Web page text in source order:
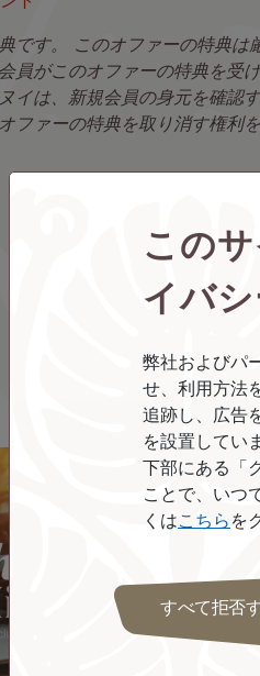
です。 このオファーの特典は
員がこのオファーの特典を受
イは、新規会員の身元を確認
ファーの特典を取り消す権利を
この
イバ
弊社およびパ
せ、利用方法
追跡し、広告
を設置してい
下部にある「
ことで、いつ
くは こちら を
すべて拒否